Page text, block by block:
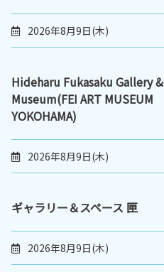
2026年8月9日(木)
Hideharu Fukasaku Gallery &
Museum(FEI ART MUSEUM
YOKOHAMA)
2026年8月9日(木)
ギャラリー＆スペース 匣
2026年8月9日(木)